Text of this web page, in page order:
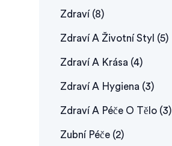
Zdraví (8)
Zdraví A Životní Styl (5)
Zdraví A Krása (4)
Zdraví A Hygiena (3)
Zdraví A Péče O Tělo (3)
Zubní Péče (2)